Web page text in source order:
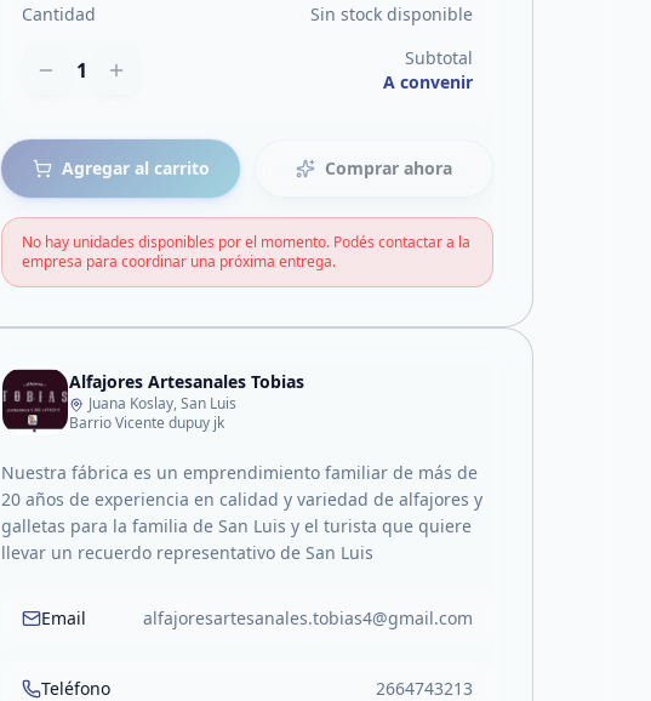
Cantidad Sin stock disponible
1
Subtotal
A convenir
Agregar al carrito Comprar ahora
No hay unidades disponibles por el momento. Podés contactar a la
empresa para coordinar una próxima entrega.
Alfajores Artesanales Tobias
Juana Koslay, San Luis
Barrio Vicente dupuy jk
Nuestra fábrica es un emprendimiento familiar de más de
20 años de experiencia en calidad y variedad de alfajores y
galletas para la familia de San Luis y el turista que quiere
llevar un recuerdo representativo de San Luis
Email alfajoresartesanales.tobias4@gmail.com
Teléfono 2664743213